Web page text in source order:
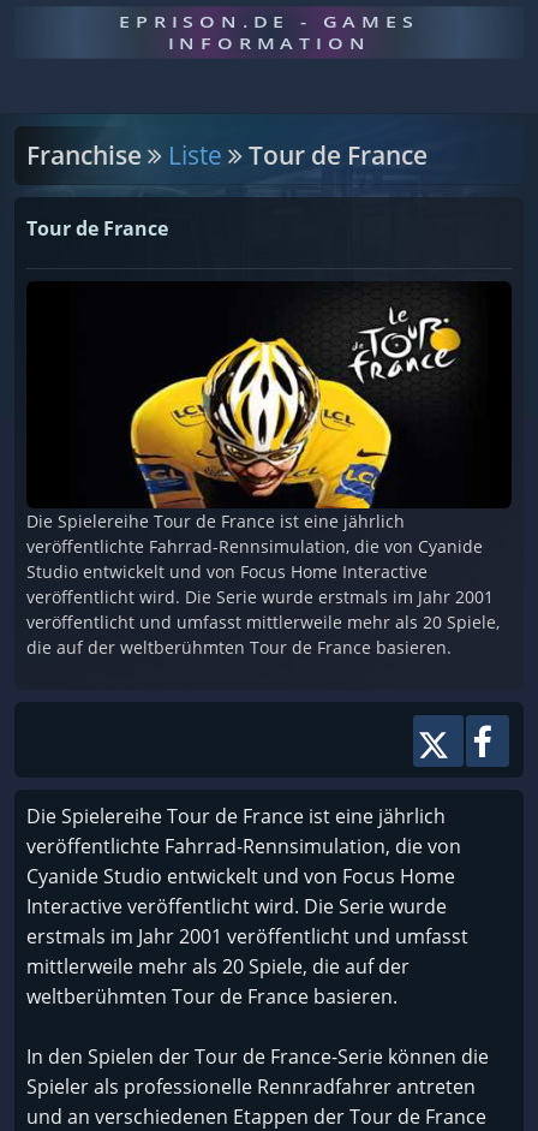
EPRISON.DE - GAMES
INFORMATION
Franchise Liste Tour de France
Tour de France
Die Spielereihe Tour de France ist eine jährlich
veröffentlichte Fahrrad-Rennsimulation, die von Cyanide
Studio entwickelt und von Focus Home Interactive
veröffentlicht wird. Die Serie wurde erstmals im Jahr 2001
veröffentlicht und umfasst mittlerweile mehr als 20 Spiele,
die auf der weltberühmten Tour de France basieren.
Die Spielereihe Tour de France ist eine jährlich
veröffentlichte Fahrrad-Rennsimulation, die von
Cyanide Studio entwickelt und von Focus Home
Interactive veröffentlicht wird. Die Serie wurde
erstmals im Jahr 2001 veröffentlicht und umfasst
mittlerweile mehr als 20 Spiele, die auf der
weltberühmten Tour de France basieren.
In den Spielen der Tour de France-Serie können die
Spieler als professionelle Rennradfahrer antreten
und an verschiedenen Etappen der Tour de France